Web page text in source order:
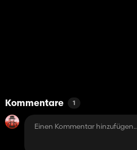
Kommentare 1